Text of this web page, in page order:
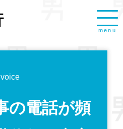
menu
voice
の電話が頻